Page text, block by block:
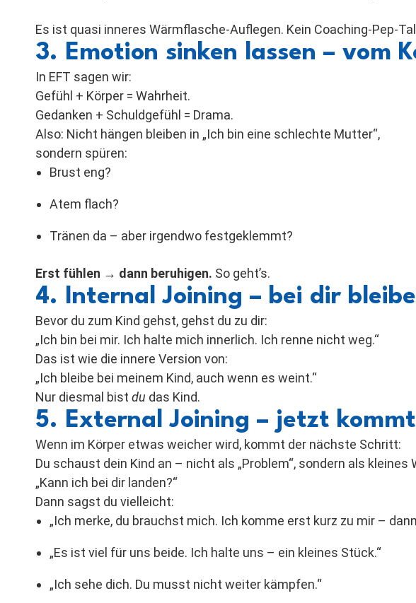
Es ist quasi inneres Wärmflasche-Auflegen. Kein Coaching-Pep-
3. Emotion sinken lassen – vom
In EFT sagen wir:
Gefühl + Körper = Wahrheit.
Gedanken + Schuldgefühl = Drama.
Also: Nicht hängen bleiben in „Ich bin eine schlechte Mutter“,
sondern spüren:
Brust eng?
Atem flach?
Tränen da – aber irgendwo festgeklemmt?
Erst fühlen → dann beruhigen. So geht’s.
4. Internal Joining – bei dir
Bevor du zum Kind gehst, gehst du zu dir:
„Ich bin bei mir. Ich halte mich innerlich. Ich renne nicht weg.“
Das ist wie die innere Version von:
„Ich bleibe bei meinem Kind, auch wenn es weint.“
Nur diesmal bist du das Kind.
5. External Joining – jetzt
Wenn im Körper etwas weicher wird, kommt der nächste Schritt:
Du schaust dein Kind an – nicht als „Problem“, sondern als kleines
„Kann ich bei dir landen?“
Dann sagst du vielleicht:
„Ich merke, du brauchst mich. Ich komme erst kurz zu mir – dann
„Es ist viel für uns beide. Ich halte uns – ein kleines Stück.“
„Ich sehe dich. Du musst nicht weiter kämpfen.“